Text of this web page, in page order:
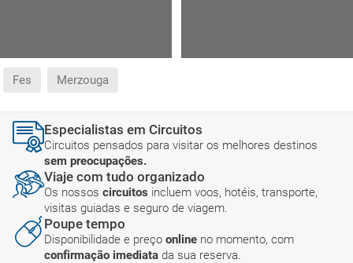
Fes Merzouga
Especialistas em Circuitos
Circuitos pensados para visitar os melhores destinos
sem preocupações.
Viaje com tudo organizado
Os nossos circuitos incluem voos, hotéis, transporte,
visitas guiadas e seguro de viagem.
Poupe tempo
Disponibilidade e preço online no momento, com
confirmação imediata da sua reserva.